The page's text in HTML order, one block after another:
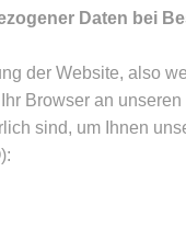
Daten bei
der Website, also
Browser an
sind, um Ihnen